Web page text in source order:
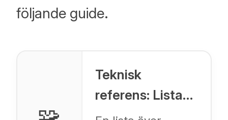
följande guide.
Teknisk
referens: Lista
över